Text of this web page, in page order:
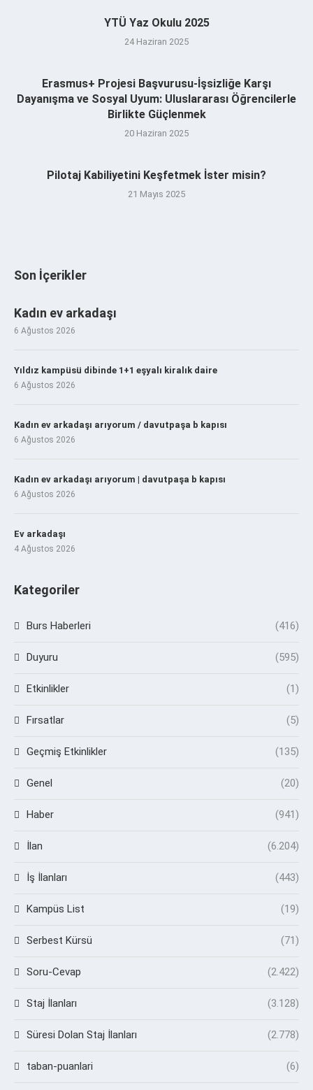
YTÜ Yaz Okulu 2025
24 Haziran 2025
Erasmus+ Projesi Başvurusu-İşsizliğe Karşı
Dayanışma ve Sosyal Uyum: Uluslararası Öğrencilerle
Birlikte Güçlenmek
20 Haziran 2025
Pilotaj Kabiliyetini Keşfetmek İster misin?
21 Mayıs 2025
Son İçerikler
Kadın ev arkadaşı
6 Ağustos 2026
Yıldız kampüsü dibinde 1+1 eşyalı kiralık daire
6 Ağustos 2026
Kadın ev arkadaşı arıyorum / davutpaşa b kapısı
6 Ağustos 2026
Kadın ev arkadaşı arıyorum | davutpaşa b kapısı
6 Ağustos 2026
Ev arkadaşı
4 Ağustos 2026
Kategoriler
Burs Haberleri (416)
Duyuru (595)
Etkinlikler (1)
Fırsatlar (5)
Geçmiş Etkinlikler (135)
Genel (20)
Haber (941)
İlan (6.204)
İş İlanları (443)
Kampüs List (19)
Serbest Kürsü (71)
Soru-Cevap (2.422)
Staj İlanları (3.128)
Süresi Dolan Staj İlanları (2.778)
taban-puanlari (6)